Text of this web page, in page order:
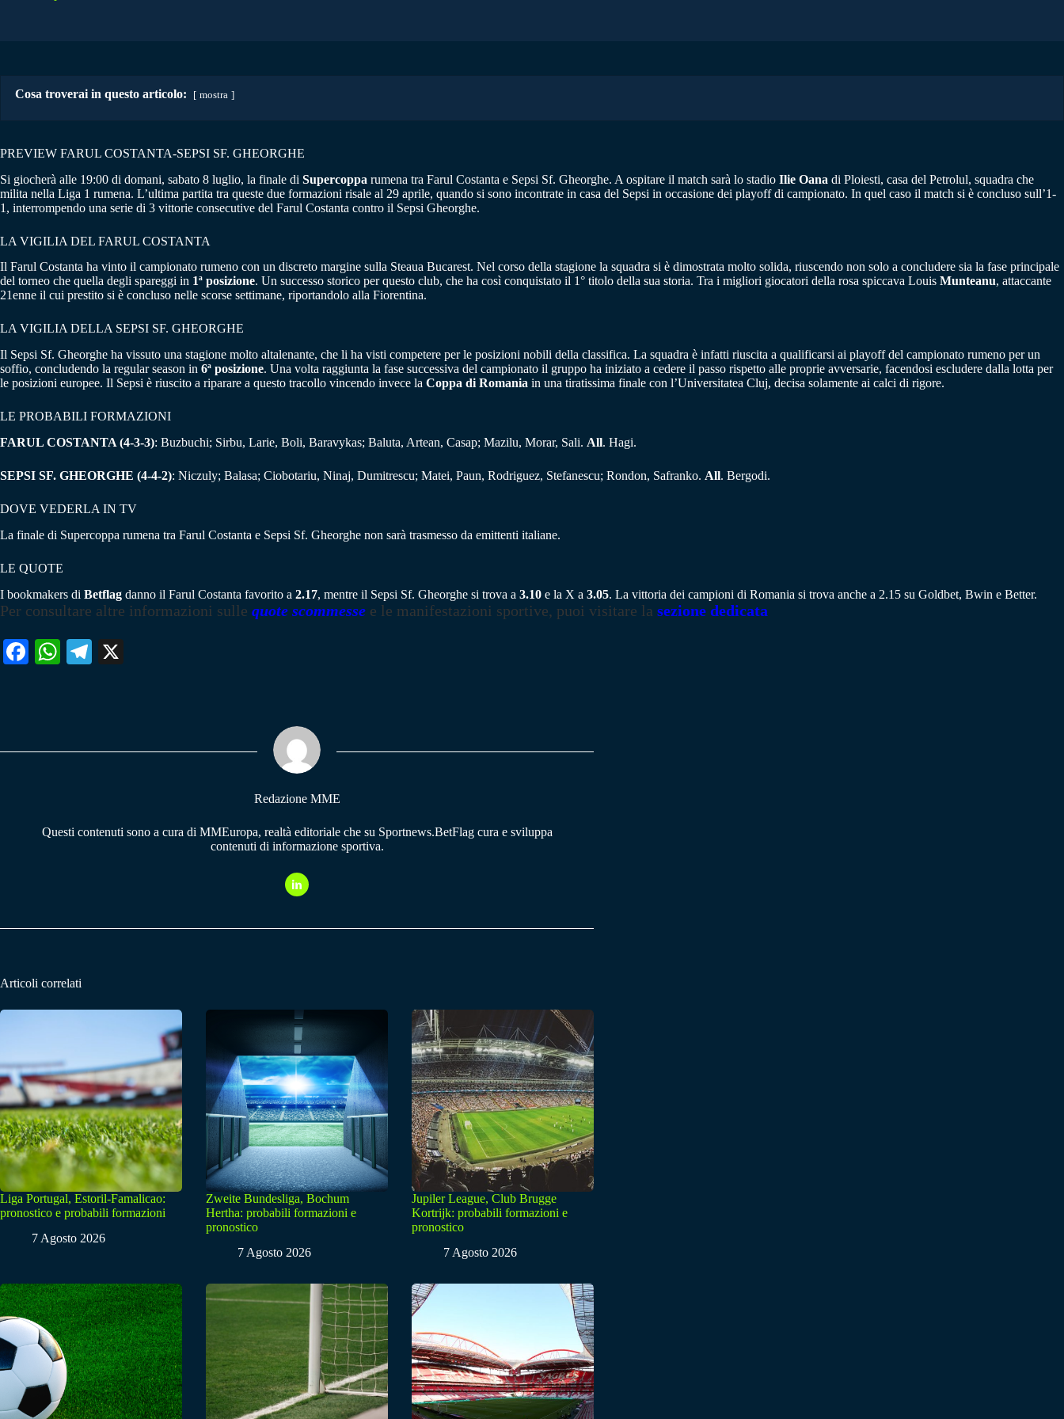
Cosa troverai in questo articolo: mostra
PREVIEW FARUL COSTANTA-SEPSI SF. GHEORGHE
Si giocherà alle 19:00 di domani, sabato 8 luglio, la finale di Supercoppa rumena tra Farul Costanta e Sepsi Sf. Gheorghe. A ospitare il match sarà lo stadio Ilie Oana di Ploiesti, casa del Petrolul, squadra che
milita nella Liga 1 rumena. L’ultima partita tra queste due formazioni risale al 29 aprile, quando si sono incontrate in casa del Sepsi in occasione dei playoff di campionato. In quel caso il match si è concluso sull’1-
1, interrompendo una serie di 3 vittorie consecutive del Farul Costanta contro il Sepsi Gheorghe.
LA VIGILIA DEL FARUL COSTANTA
Il Farul Costanta ha vinto il campionato rumeno con un discreto margine sulla Steaua Bucarest. Nel corso della stagione la squadra si è dimostrata molto solida, riuscendo non solo a concludere sia la fase principale
del torneo che quella degli spareggi in 1ª posizione. Un successo storico per questo club, che ha così conquistato il 1° titolo della sua storia. Tra i migliori giocatori della rosa spiccava Louis Munteanu, attaccante
21enne il cui prestito si è concluso nelle scorse settimane, riportandolo alla Fiorentina.
LA VIGILIA DELLA SEPSI SF. GHEORGHE
Il Sepsi Sf. Gheorghe ha vissuto una stagione molto altalenante, che li ha visti competere per le posizioni nobili della classifica. La squadra è infatti riuscita a qualificarsi ai playoff del campionato rumeno per un
soffio, concludendo la regular season in 6ª posizione. Una volta raggiunta la fase successiva del campionato il gruppo ha iniziato a cedere il passo rispetto alle proprie avversarie, facendosi escludere dalla lotta per
le posizioni europee. Il Sepsi è riuscito a riparare a questo tracollo vincendo invece la Coppa di Romania in una tiratissima finale con l’Universitatea Cluj, decisa solamente ai calci di rigore.
LE PROBABILI FORMAZIONI
FARUL COSTANTA (4-3-3): Buzbuchi; Sirbu, Larie, Boli, Baravykas; Baluta, Artean, Casap; Mazilu, Morar, Sali. All. Hagi.
SEPSI SF. GHEORGHE (4-4-2): Niczuly; Balasa; Ciobotariu, Ninaj, Dumitrescu; Matei, Paun, Rodriguez, Stefanescu; Rondon, Safranko. All. Bergodi.
DOVE VEDERLA IN TV
La finale di Supercoppa rumena tra Farul Costanta e Sepsi Sf. Gheorghe non sarà trasmesso da emittenti italiane.
LE QUOTE
I bookmakers di Betflag danno il Farul Costanta favorito a 2.17, mentre il Sepsi Sf. Gheorghe si trova a 3.10 e la X a 3.05. La vittoria dei campioni di Romania si trova anche a 2.15 su Goldbet, Bwin e Better.
Per consultare altre informazioni sulle quote scommesse e le manifestazioni sportive, puoi visitare la sezione dedicata
Fa W
pp
Te
m
Redazione MME
Questi contenuti sono a cura di MMEuropa, realtà editoriale che su Sportnews.BetFlag cura e sviluppa
contenuti di informazione sportiva.
Articoli correlati
Liga Portugal, Estoril-Famalicao:
pronostico e probabili formazioni
7 Agosto 2026
Zweite Bundesliga, Bochum
Hertha: probabili formazioni e
pronostico
7 Agosto 2026
Jupiler League, Club Brugge
Kortrijk: probabili formazioni e
pronostico
7 Agosto 2026